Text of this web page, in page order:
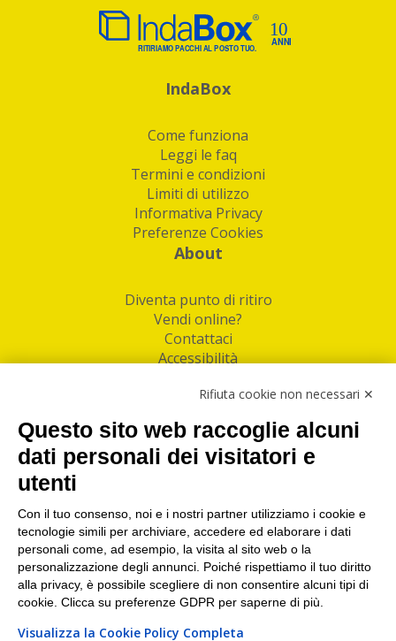
IndaBox
Come funziona
Leggi le faq
Termini e condizioni
Limiti di utilizzo
Informativa Privacy
Preferenze Cookies
About
Diventa punto di ritiro
Vendi online?
Contattaci
Accessibilità
Facebook
Linkedin
I nostri punti di ritiro e spedizione pacchi nelle
maggiori città italiane
Torino|Milano|Roma|Bologna|Firenze| Genova
Napoli|Varese
Rifiuta cookie non necessari ✕
Questo sito web raccoglie alcuni
dati personali dei visitatori e
utenti
Con il tuo consenso, noi e i nostri partner utilizziamo i cookie e
tecnologie simili per archiviare, accedere ed elaborare i dati
personali come, ad esempio, la visita al sito web o la
personalizzazione degli annunci. Poiché rispettiamo il tuo diritto
alla privacy, è possibile scegliere di non consentire alcuni tipi di
cookie. Clicca su preferenze GDPR per saperne di più.
Visualizza la Cookie Policy Completa